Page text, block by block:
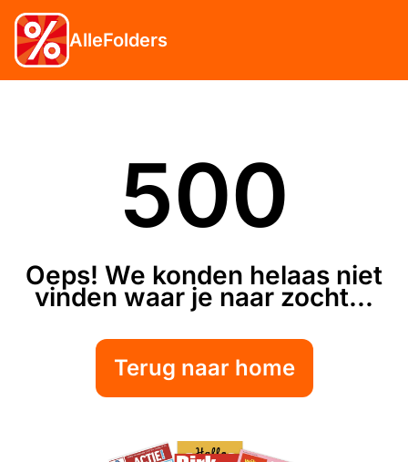
AlleFolders
500
Oeps! We konden helaas niet
vinden waar je naar zocht...
Terug naar home